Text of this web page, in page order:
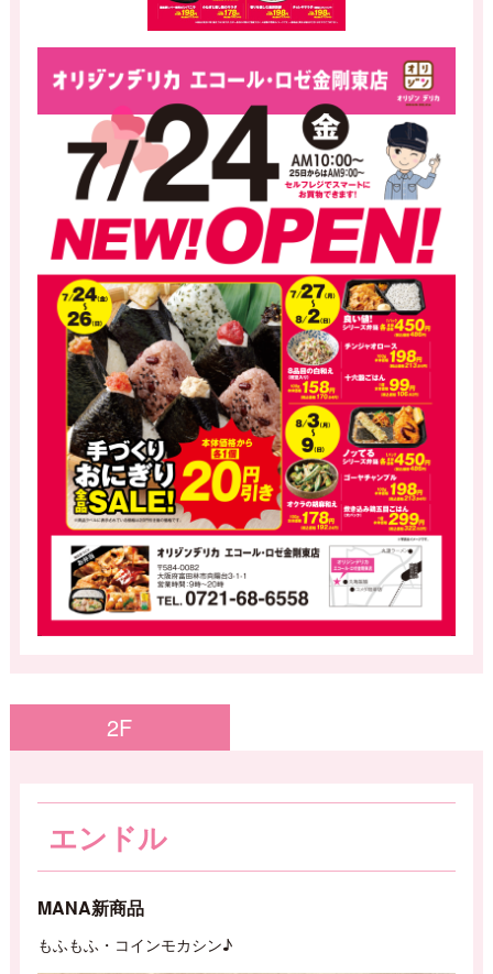
2F
エンドル
MANA新商品
もふもふ・コインモカシン♪